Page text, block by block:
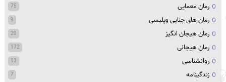
رمان معمایی 75
رمان های جنایی وپلیسی 9
رمان هیجان انگیز 20
رمان هیجانی 172
روانشناسی 13
زندگینامه 7